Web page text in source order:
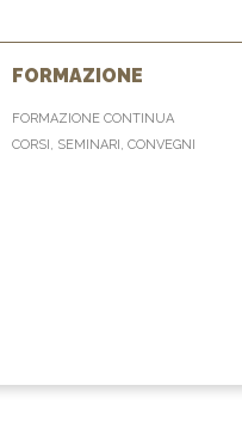
FORMAZIONE
FORMAZIONE CONTINUA
CORSI, SEMINARI, CONVEGNI